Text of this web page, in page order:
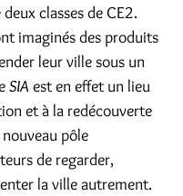
classes de CE2.
imaginés des produits
leur ville sous un
SIA est en effet un lieu
et à la redécouverte
pôle
de regarder,
la ville autrement.